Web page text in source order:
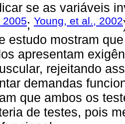
se as variáveis
2005; Young, et al., 2002
estudo mostram
apresentam
rejeitando
demandas
que ambos os
de testes, pois